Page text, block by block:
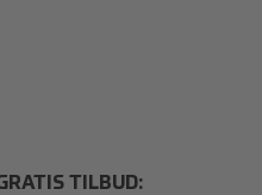
TILBUD: